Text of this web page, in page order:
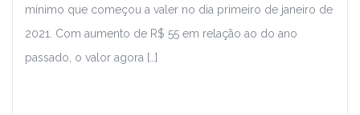
mínimo que começou a valer no dia primeiro de janeiro de
2021. Com aumento de R$ 55 em relação ao do ano
passado, o valor agora […]